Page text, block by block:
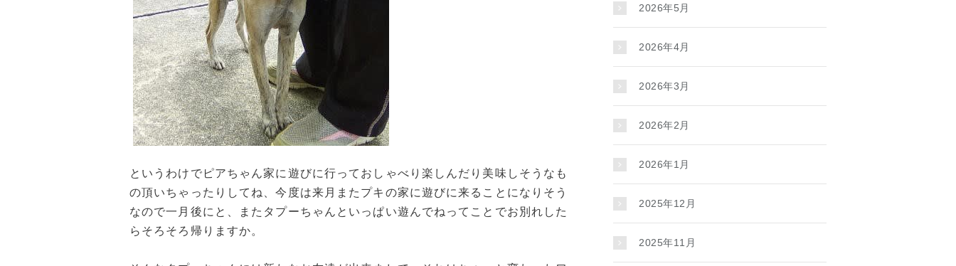
というわけでピアちゃん家に遊びに行っておしゃべり楽しんだり美味しそうなも
の頂いちゃったりしてね、今度は来月またプキの家に遊びに来ることになりそう
なので一月後にと、またタプーちゃんといっぱい遊んでねってことでお別れした
らそろそろ帰りますか。
2026年5月
2026年4月
2026年3月
2026年2月
2026年1月
2025年12月
2025年11月